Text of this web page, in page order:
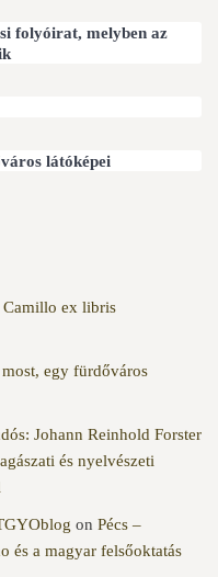
folyóirat, melyben az
látóképei
Camillo ex libris
egy fürdőváros
Johann Reinhold Forster
és nyelvészeti
on Pécs –
és a magyar felsőoktatás